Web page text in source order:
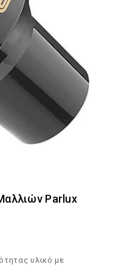
Parlux
υλικό με